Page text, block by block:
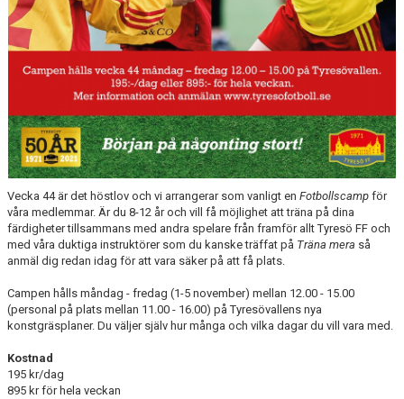
Vecka 44 är det höstlov och vi arrangerar som vanligt en Fotbollscamp för
våra medlemmar. Är du 8-12 år och vill få möjlighet att träna på dina
färdigheter tillsammans med andra spelare från framför allt Tyresö FF och
med våra duktiga instruktörer som du kanske träffat på Träna mera så
anmäl dig redan idag för att vara säker på att få plats.
Campen hålls måndag - fredag (1-5 november) mellan 12.00 - 15.00
(personal på plats mellan 11.00 - 16.00) på Tyresövallens nya
konstgräsplaner. Du väljer själv hur många och vilka dagar du vill vara med.
Kostnad
195 kr/dag
895 kr för hela veckan